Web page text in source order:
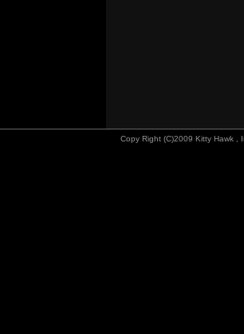
Copy Right (C)2009 Kitty Hawk